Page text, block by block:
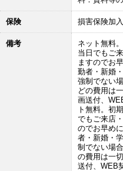
保険 損害保険加入
備考
ネット無料
当日でもご
ますのでお
勤者・新婚
強制でない
どの費用は
画送付、
ト無料。初
でもご来店
のでお早め
者・新婚・
制でない場
の費用は一
送付、WEB